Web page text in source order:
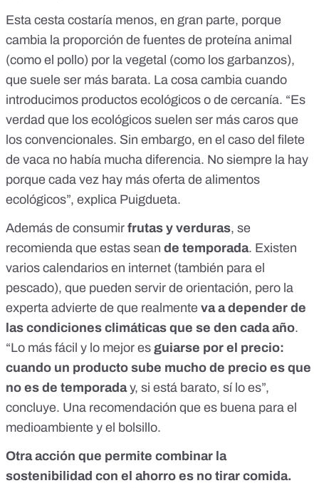
Esta cesta costaría menos, en gran parte, porque
cambia la proporción de fuentes de proteína animal
(como el pollo) por la vegetal (como los garbanzos),
que suele ser más barata. La cosa cambia cuando
introducimos productos ecológicos o de cercanía. “Es
verdad que los ecológicos suelen ser más caros que
los convencionales. Sin embargo, en el caso del filete
de vaca no había mucha diferencia. No siempre la hay
porque cada vez hay más oferta de alimentos
ecológicos”, explica Puigdueta.
Además de consumir frutas y verduras, se
recomienda que estas sean de temporada. Existen
varios calendarios en internet (también para el
pescado), que pueden servir de orientación, pero la
experta advierte de que realmente va a depender de
las condiciones climáticas que se den cada año.
“Lo más fácil y lo mejor es guiarse por el precio:
cuando un producto sube mucho de precio es que
no es de temporaday, si está barato, sí lo es”,
concluye. Una recomendación que es buena para el
medioambiente y el bolsillo.
Otra acción que permite combinar la
sostenibilidad con el ahorro es no tirar comida.